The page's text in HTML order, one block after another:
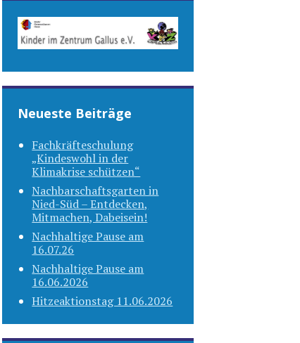
Neueste Beiträge
Fachkräfteschulung
„Kindeswohl in der
Klimakrise schützen“
Nachbarschaftsgarten in
Nied-Süd – Entdecken,
Mitmachen, Dabeisein!
Nachhaltige Pause am
16.07.26
Nachhaltige Pause am
16.06.2026
Hitzeaktionstag 11.06.2026